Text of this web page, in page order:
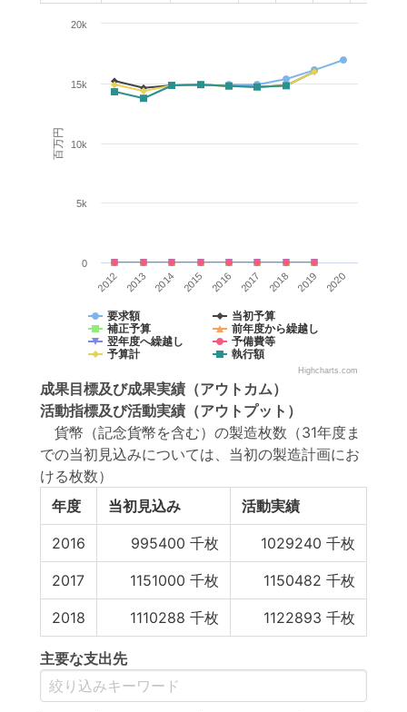
百万円
要求額
当初予算
補正予算
前年度から繰越し
翌年度へ繰越し
予備費等
予算計
執行額
2012 2013 2014 2015 2016 2017 2018 2019 2020
0
5k
10k
15k
20k
Highcharts.com
成果目標及び成果実績 （アウトカム）
活動指標及び活動実績 （アウトプット）
貨幣（記念貨幣を含む）の製造枚数（31年度ま
での当初見込みについては、当初の製造計画にお
ける枚数）
年度
当初見込み 活動実績
2016 995400 千枚 1029240 千枚
2017 1151000 千枚 1150482 千枚
2018 1110288 千枚 1122893 千枚
主要な支出先